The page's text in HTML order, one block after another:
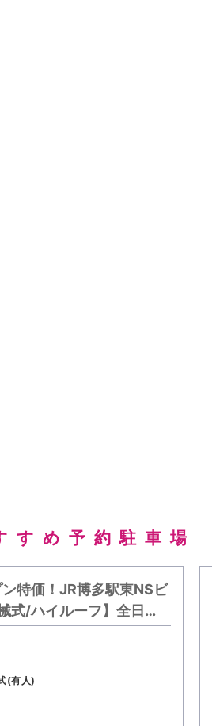
すめ予約駐車場
特価！JR博多駅東NSビ
式/ハイルーフ】全日…
(有人)